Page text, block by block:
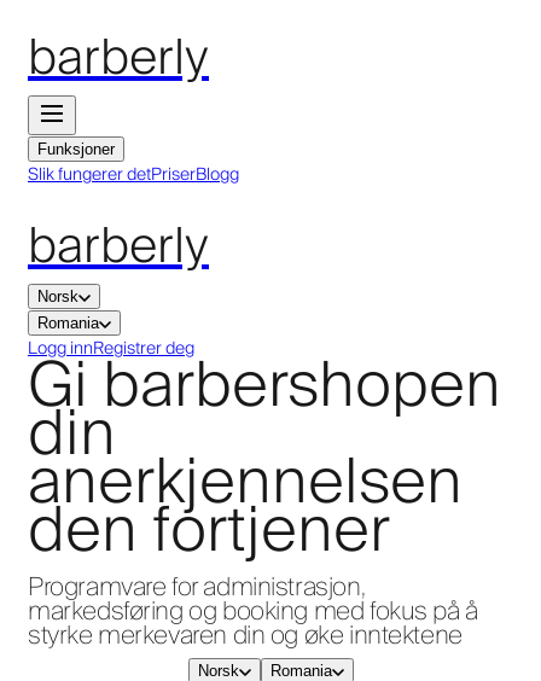
barberly
Funksjoner
Slik fungerer detPriserBlogg
barberly
Norsk
Romania
Logg innRegistrer deg
Gi barbershopen
din
anerkjennelsen
den fortjener
Programvare for administrasjon,
markedsføring og booking med fokus på å
styrke merkevaren din og øke inntektene
Norsk Romania